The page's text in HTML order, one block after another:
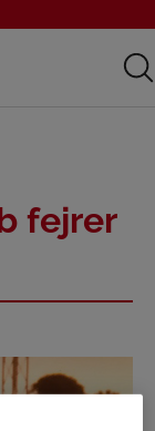
fejrer